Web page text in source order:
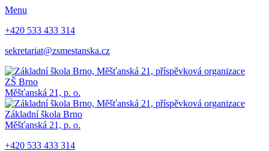
Menu
+420 533 433 314
sekretariat@zsmestanska.cz
ZŠ Brno
Měšťanská 21, p. o.
Základní škola Brno
Měšťanská 21, p. o.
+420 533 433 314